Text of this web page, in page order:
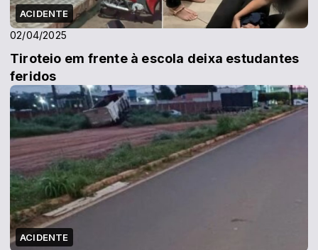
ACIDENTE
02/04/2025
Tiroteio em frente à escola deixa estudantes
feridos
ACIDENTE